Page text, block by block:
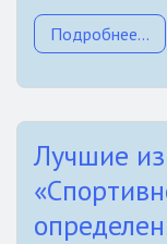
Подробнее...
Лучшие